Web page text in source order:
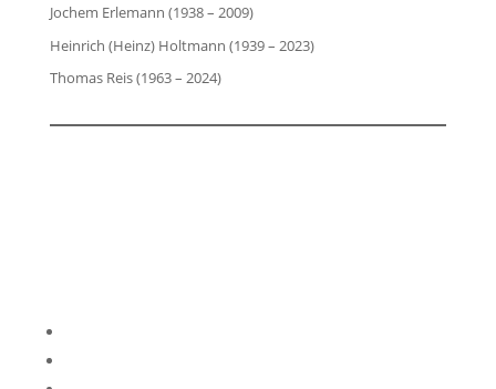
Jochem Erlemann (1938 – 2009)
Heinrich (Heinz) Holtmann (1939 – 2023)
Thomas Reis (1963 – 2024)